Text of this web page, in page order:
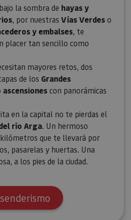
la sombra de hayas y
, por nuestras Vías Verdeso
y embalses, te
placer tan sencillo como
mayores retos, dos
de los Grandes
ascensionescon panorámicas
en la capital no te pierdas el
río Arga. Un hermoso
kilómetros que te llevará por
pasarelas y huertas. Una
a los pies de la ciudad.